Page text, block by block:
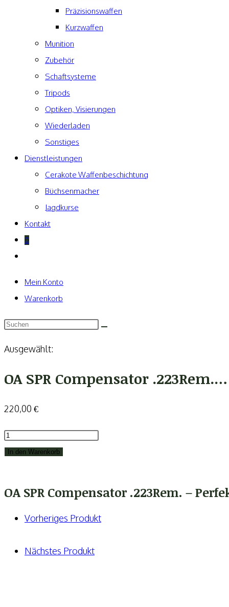
Präzisionswaffen
Kurzwaffen
Munition
Zubehör
Schaftsysteme
Tripods
Optiken, Visierungen
Wiederladen
Sonstiges
Dienstleistungen
Cerakote Waffenbeschichtung
Büchsenmacher
Jagdkurse
Kontakt
0
umschalten
Mein Konto
Warenkorb
Ausgewählt:
OA SPR Compensator .223Rem.…
220,00 €
OA
SPR
-
Perfekt
SPR
In den Warenkorb
OA SPR Compensator .223Rem. –
Vorheriges Produkt
Nächstes Produkt